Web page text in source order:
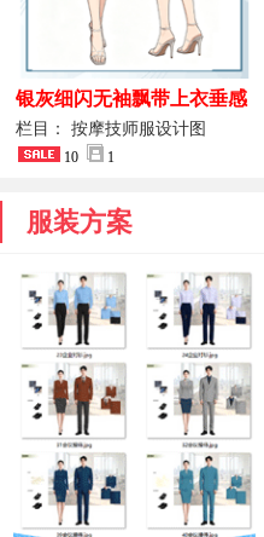
银灰细闪无袖飘带上衣垂感
开叉中长裙 星级酒店前厅礼
仪高级全套工作服
栏目： 按摩技师服设计图
10 1
服装方案